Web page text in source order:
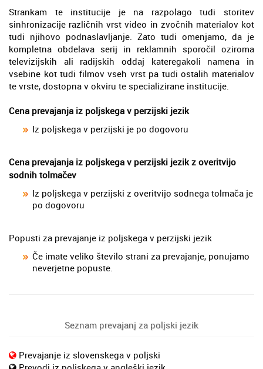
Strankam te institucije je na razpolago tudi storitev
sinhronizacije različnih vrst video in zvočnih materialov kot
tudi njihovo podnaslavljanje. Zato tudi omenjamo, da je
kompletna obdelava serij in reklamnih sporočil oziroma
televizijskih ali radijskih oddaj kateregakoli namena in
vsebine kot tudi filmov vseh vrst pa tudi ostalih materialov
te vrste, dostopna v okviru te specializirane institucije.
Cena prevajanja iz poljskega v perzijski jezik
Iz poljskega v perzijski je po dogovoru
Cena prevajanja iz poljskega v perzijski jezik z overitvijo
sodnih tolmačev
Iz poljskega v perzijski z overitvijo sodnega tolmača je
po dogovoru
Popusti za prevajanje iz poljskega v perzijski jezik
Če imate veliko število strani za prevajanje, ponujamo
neverjetne popuste.
Seznam prevajanj za poljski jezik
Prevajanje iz slovenskega v poljski